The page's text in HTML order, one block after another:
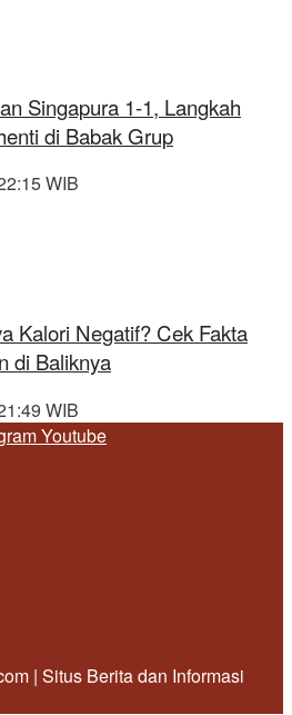
Singapura 1-1, Langkah
di Babak Grup
WIB
Kalori Negatif? Cek Fakta
di Baliknya
WIB
Youtube
| Situs Berita dan Informasi